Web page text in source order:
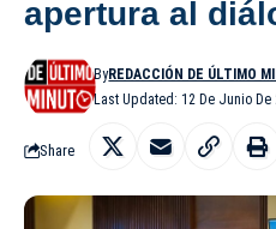
apertura al
Last Updated: 12 De Junio De
ByREDACCIÓN DE ÚLTIMO
Share